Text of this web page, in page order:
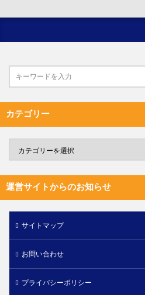
カテゴリー
運営サイトからのお知らせ
サイトマップ
お問い合わせ
プライバシーポリシー